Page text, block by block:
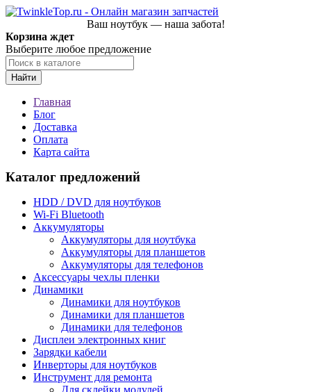
Ваш ноутбук — наша забота!
Корзина ждет
Выберите любое предложение
Найти
Главная
Блог
Доставка
Оплата
Карта сайта
Каталог предложений
HDD / DVD для ноутбуков
Wi-Fi Bluetooth
Аккумуляторы
Аккумуляторы для ноутбука
Аккумуляторы для планшетов
Аккумуляторы для телефонов
Аксессуары чехлы пленки
Динамики
Динамики для ноутбуков
Динамики для планшетов
Динамики для телефонов
Дисплеи электронных книг
Зарядки кабели
Инверторы для ноутбуков
Инструмент для ремонта
Для склейки модулей